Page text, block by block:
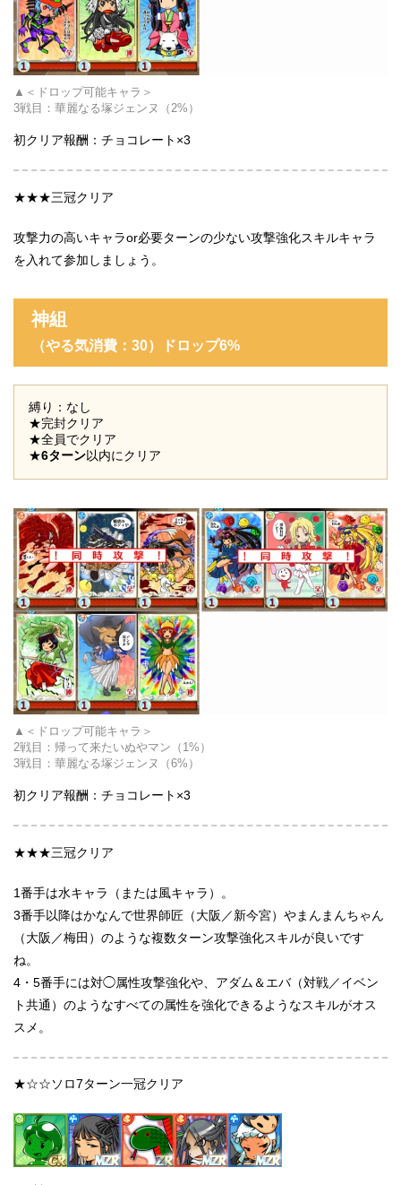
＜ドロップ可能キャラ＞
3戦目： 華麗なる塚ジェンヌ （2%）
初クリア報酬：チョコレート×3
★★★三冠クリア
攻撃力の高いキャラor必要ターンの少ない攻撃強化スキルキャラ
を入れて参加しましょう。
神組
（やる気消費：30）ドロップ6%
縛り：なし
★完封クリア
★全員でクリア
★6ターン以内にクリア
＜ドロップ可能キャラ＞
2戦目： 帰って来たいぬやマン （1%）
3戦目： 華麗なる塚ジェンヌ （6%）
初クリア報酬：チョコレート×3
★★★三冠クリア
1番手は水キャラ（または風キャラ）。
3番手以降はかなんで世界師匠（大阪／新今宮）やまんまんちゃん
（大阪／梅田）のような複数ターン攻撃強化スキルが良いです
ね。
4・5番手には対◯属性攻撃強化や、 アダム＆エバ（対戦／イベン
ト共通）のようなすべての属性を強化できるようなスキルがオス
スメ。
★☆☆ソロ7ターン一冠クリア